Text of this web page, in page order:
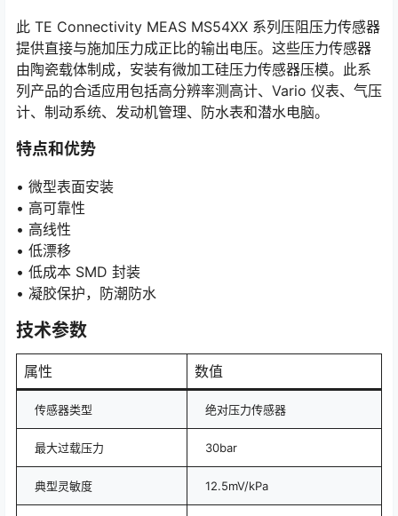
此 TE Connectivity MEAS MS54XX 系列压阻压力传感器
提供直接与施加压力成正比的输出电压。这些压力传感器
由陶瓷载体制成，安装有微加工硅压力传感器压模。此系
列产品的合适应用包括高分辨率测高计、Vario 仪表、气压
计、制动系统、发动机管理、防水表和潜水电脑。
特点和优势
• 微型表面安装
• 高可靠性
• 高线性
• 低漂移
• 低成本 SMD 封装
• 凝胶保护，防潮防水
技术参数
属性 数值
传感器类型 绝对压力传感器
最大过载压力 30bar
典型灵敏度 12.5mV/kPa